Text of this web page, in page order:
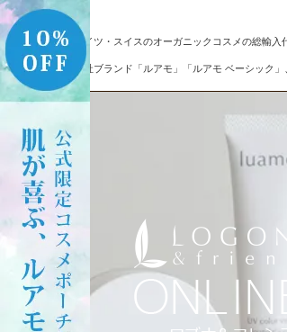
ドイツ・スイスのオーガニックコスメの総輸
自社ブランド「ルアモ」「ルアモ ベーシック